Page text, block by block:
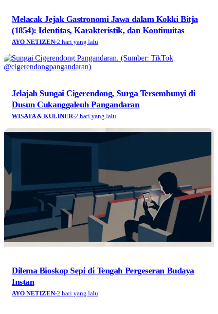
Melacak Jejak Gastronomi Jawa dalam Kokki Bitja
(1854): Identitas, Karakteristik, dan Kontinuitas
AYO NETIZEN·2 hari yang lalu
Jelajah Sungai Cigerendong, Surga Tersembunyi di
Dusun Cukanggaleuh Pangandaran
WISATA & KULINER·2 hari yang lalu
Dilema Bioskop Sepi di Tengah Pergeseran Budaya
Instan
AYO NETIZEN·2 hari yang lalu